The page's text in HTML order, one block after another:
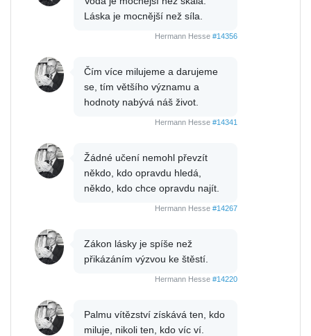
Láska je mocnější než síla.
Hermann Hesse #14356
Čím více milujeme a darujeme
se, tím většího významu a
hodnoty nabývá náš život.
Hermann Hesse #14341
Žádné učení nemohl převzít
někdo, kdo opravdu hledá,
někdo, kdo chce opravdu najít.
Hermann Hesse #14267
Zákon lásky je spíše než
přikázáním výzvou ke štěstí.
Hermann Hesse #14220
Palmu vítězství získává ten, kdo
miluje, nikoli ten, kdo víc ví.